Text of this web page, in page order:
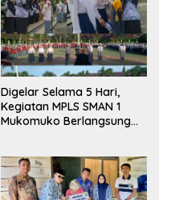
Digelar Selama 5 Hari,
Kegiatan MPLS SMAN 1
Mukomuko Berlangsung